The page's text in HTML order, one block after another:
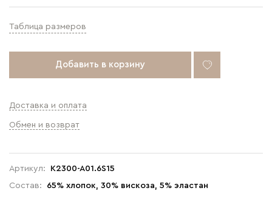
Артикул:
K2300-A01.6S15
Состав:
65% хлопок, 30% вискоза, 5% эластан
Таблица размеров
Добавить в корзину
Доставка и оплата
Обмен и возврат